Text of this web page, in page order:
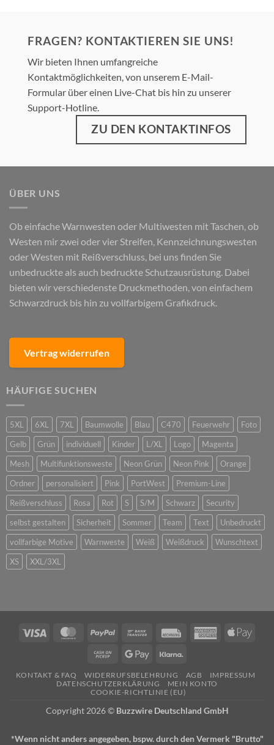
FRAGEN? KONTAKTIEREN SIE UNS!
Wir bieten Ihnen umfangreiche
Kontaktmöglichkeiten, von unserem E-Mail-
Formular über einen Live-Chat bis hin zu unserer
Support-Hotline.
ZU DEN KONTAKTINFOS
ÜBER UNS
Ob einfache Warnwesten oder Multiwesten mit Taschen, ob
Westen mir zwei oder vier Streifen, Kennzeichnungswesten
oder Westen mit Reißverschluss, bei uns finden Sie
unbedruckte als auch bedruckte Schutzausrüstung. Dabei
bieten wir verschiedenste Druckmethoden, von einfachem
Schwarzdruck bis hin zu vollfarbigem Grafikdruck.
Vertrag widerrufen
HÄUFIGE SUCHEN
5XL 6XL 7XL Baumwolle Blau C470 Feuerwehr
Foto
Gelb
Grün individuell Kinder L/XL Logo
Magenta
Mesh
Multifunktionsweste Neon Grün Neon Pink
Orange
Ordner
personalisiert Pink PortWest
Premium-Line
Reißverschluss
Rosa Rot S S/M Schwarz
Security
selbst gestalten
Sicherheit Sommer Team Text
Unbedruckt
vollfarbige Motive
Warnweste Weiß Weißdruck
Wunschtext
XS
XXL/3XL
Visa MasterCardPayPal
Bank
Rechung
AmericanApple
Cash
Pickup
Google
KONTAKT & FAQ WIDERRUFSBELEHRUNG AGB
IMPRESSUM
DATENSCHUTZERKLÄRUNG
MEIN KONTO
COOKIE-RICHTLINIE (EU)
Copyright 2026 © Buzzwire Deutschland GmbH
*Wenn nicht anders angegeben, bspw. durch den Vermerk "Brutto"